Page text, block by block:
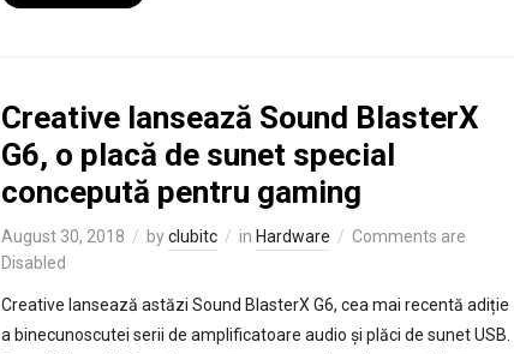
Creative lansează Sound BlasterX
G6, o placă de sunet special
concepută pentru gaming
August 30, 2018 byclubitc in Hardware
Comments are
Disabled
Creative lansează astăzi Sound BlasterX G6, cea mai recentă adiție
a binecunoscutei serii de amplificatoare audio și plăci de sunet USB.